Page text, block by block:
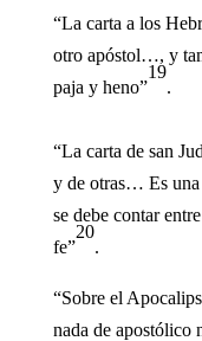
“La carta a los
otro apóstol…, y
paja y heno”
19
.
“La carta de san
y de otras… Es una
se debe contar
fe”
20
.
“Sobre el
nada de apostólico